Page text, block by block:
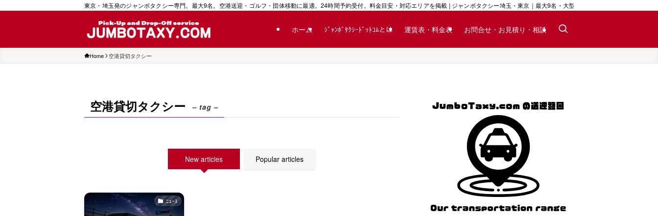
東京・埼玉発のジャンボタクシー専門。最大9名。空港送迎・ゴルフ・団体移動に最適。24時間予約受付。料金目安・対応エリアを掲載 | ジャンボタクシー埼玉・東京｜最大9名・大型荷物対応｜24時間予約可
ホーム ｼﾞｬﾝﾎﾞﾀｸｼｰﾄﾞｯﾄｺﾑとは 運賃表・料金表 お問合せ・お見積り・相談
Home 空港貸切タクシー
空港貸切タクシー – tag –
New articles Popular articles
ﾆｭｰｽ